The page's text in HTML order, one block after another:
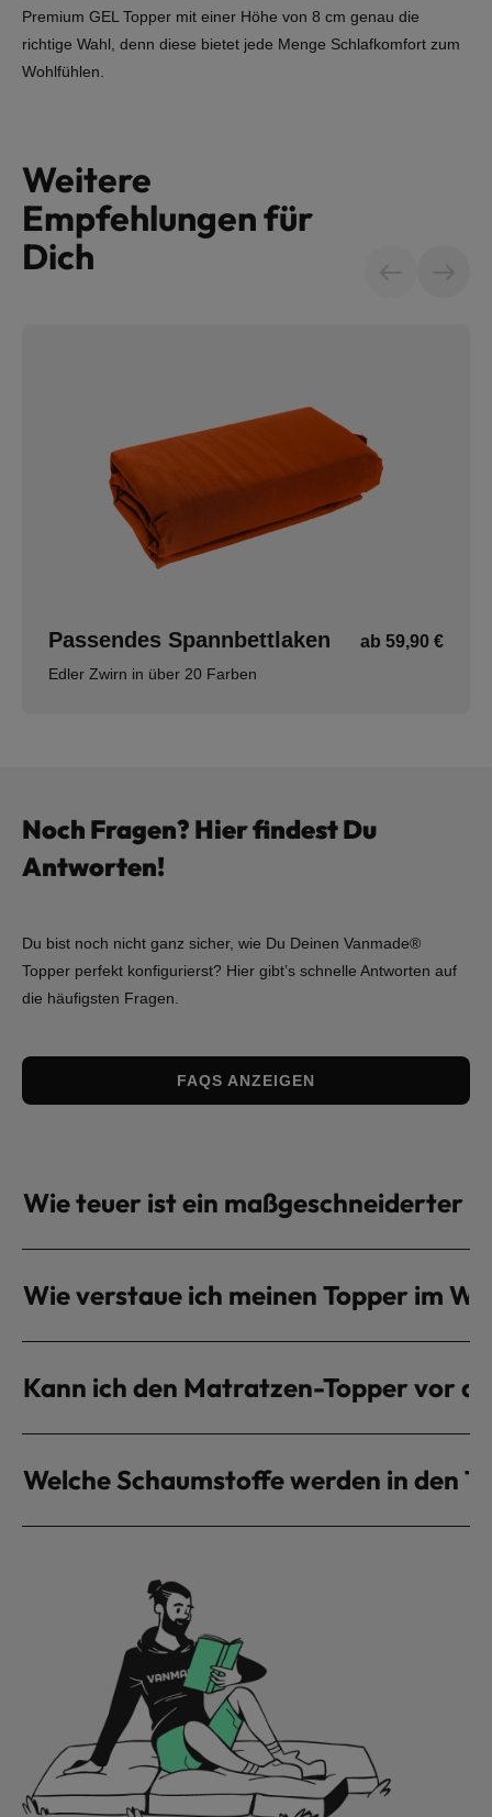
Premium GEL Topper mit einer Höhe von 8 cm genau die
richtige Wahl, denn diese bietet jede Menge Schlafkomfort zum
Wohlfühlen.
Weitere
Empfehlungen für
Dich
Passendes Spannbettlaken ab 59,90 €
Edler Zwirn in über 20 Farben
Noch Fragen? Hier findest Du
Antworten!
Du bist noch nicht ganz sicher, wie Du Deinen Vanmade®
Topper perfekt konfigurierst? Hier gibt’s schnelle Antworten auf
die häufigsten Fragen.
FAQS ANZEIGEN
Wie teuer ist ein maßgeschneiderter
Wie verstaue ich meinen Topper im
Kann ich den Matratzen-Topper vor
Welche Schaumstoffe werden in den